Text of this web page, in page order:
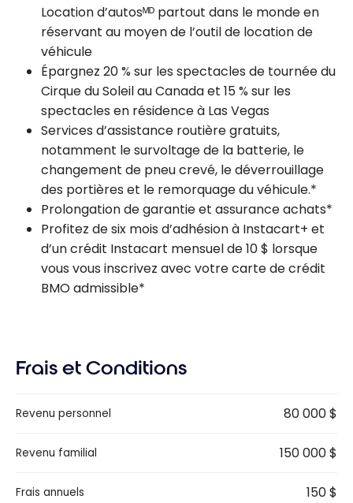
Location d’autosᴹᴰ partout dans le monde en
réservant au moyen de l’outil de location de
véhicule
Épargnez 20 % sur les spectacles de tournée du
Cirque du Soleil au Canada et 15 % sur les
spectacles en résidence à Las Vegas
Services d’assistance routière gratuits,
notamment le survoltage de la batterie, le
changement de pneu crevé, le déverrouillage
des portières et le remorquage du véhicule.*
Prolongation de garantie et assurance achats*
Profitez de six mois d’adhésion à Instacart+ et
d’un crédit Instacart mensuel de 10 $ lorsque
vous vous inscrivez avec votre carte de crédit
BMO admissible*
Frais et Conditions
Revenu personnel 80 000 $
Revenu familial 150 000 $
Frais annuels 150 $